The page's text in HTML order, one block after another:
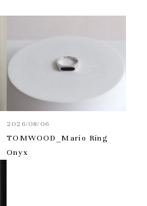
2026/08/06
TOMWOOD_Mario Ring
Onyx